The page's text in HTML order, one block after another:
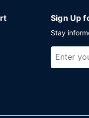
Sign Up
Stay